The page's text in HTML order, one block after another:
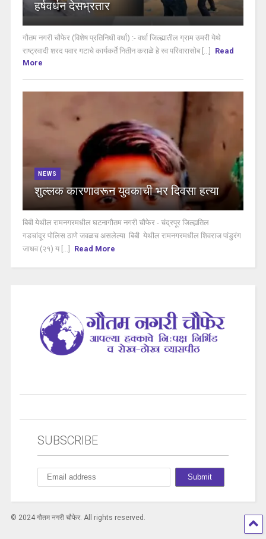
हर्षवर्धन देसभ्रतार
गौतम नगरी चौफेर (विशेष प्रतिनिधी वर्धा) :- वर्धा जिल्ह्यातील ग्राम उमरी येथे
राष्ट्रवादी शरद पवार गटाचे कार्यकर्ते नितीन कराळे हे स्व परिवारासोब [...]
Read
More
NEWS
शुल्लक कारणावरून युवकाची भर दिवसा हत्या
बिबी येथील रामनगरमधील घटनागौतम नगरी चौफेर - चंद्रपूर जिल्ह्यतिल
गडचांदूर पोलिस ठाणे जवळच असलेल्या बिबी येथील रामनगरमधील शिवराज पांडुरंग
जाधव (२१) य [...]
Read More
SUBSCRIBE
© 2024 गौतम नगरी चौफेर. All rights reserved.